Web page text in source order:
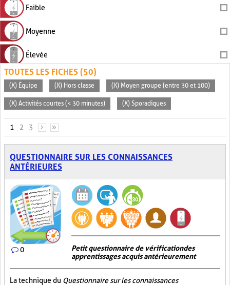
Faible
Moyenne
Élevée
TOUTES LES FICHES (50)
(X) Équipe (X) Hors classe (X) Moyen groupe (entre 30 et 100)
(X) Activités courtes (< 30 minutes) (X) Sporadiques
PAGES
1 2 3 › »
QUESTIONNAIRE SUR LES CONNAISSANCES
ANTÉRIEURES
0
Petit questionnaire de vérification des
apprentissages acquis antérieurement
La technique du Questionnaire sur les connaissances